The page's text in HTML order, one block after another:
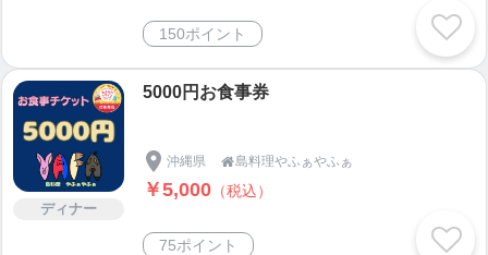
150ポイント
ディナー
5000円お食事券
沖縄県 島料理やふぁやふぁ
￥5,000 （税込）
75ポイント